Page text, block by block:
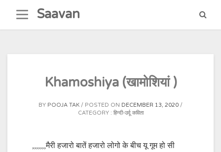
content
Saavan
Khamoshiya (खामोशियां )
BY POOJA TAK POSTED ON DECEMBER 13, 2020
CATEGORY : हिन्दी-उर्दू कविता
,,,,,,,मैरी हजारो बातें हजारो लोगो के बीच यू गूम हो सी